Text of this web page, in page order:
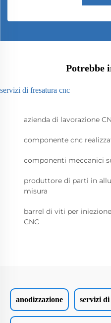
Potrebbe
servizi di fresatura cnc
azienda di lavorazione
componente cnc
componenti meccanici
produttore di parti in
misura
barrel di viti per
CNC
anodizzazione servizi